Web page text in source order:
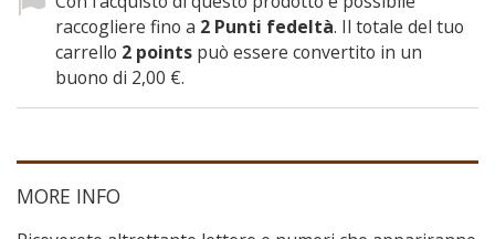
raccogliere fino a 2 Punti fedeltà. Il totale del tuo
carrello 2 points può essere convertito in un
buono di 2,00 €.
MORE INFO